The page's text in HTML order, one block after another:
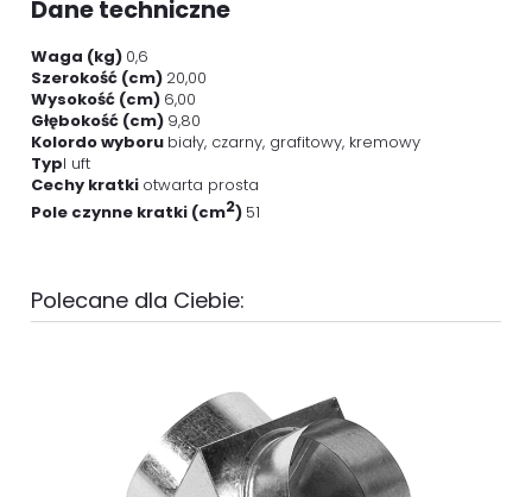
Dane techniczne
Waga (kg) 0,6
Szerokość (cm) 20,00
Wysokość (cm) 6,00
Głębokość (cm) 9,80
Kolordo wyboru biały, czarny, grafitowy, kremowy
Typl uft
Cechy kratki otwarta prosta
Pole czynne kratki (cm2) 51
Polecane dla Ciebie: